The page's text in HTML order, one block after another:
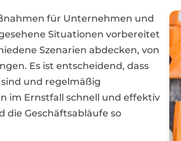
für Unternehmen und
Situationen vorbereitet
Szenarien abdecken, von
Es ist entscheidend, dass
und regelmäßig
im Ernstfall schnell und effektiv
die Geschäftsabläufe so